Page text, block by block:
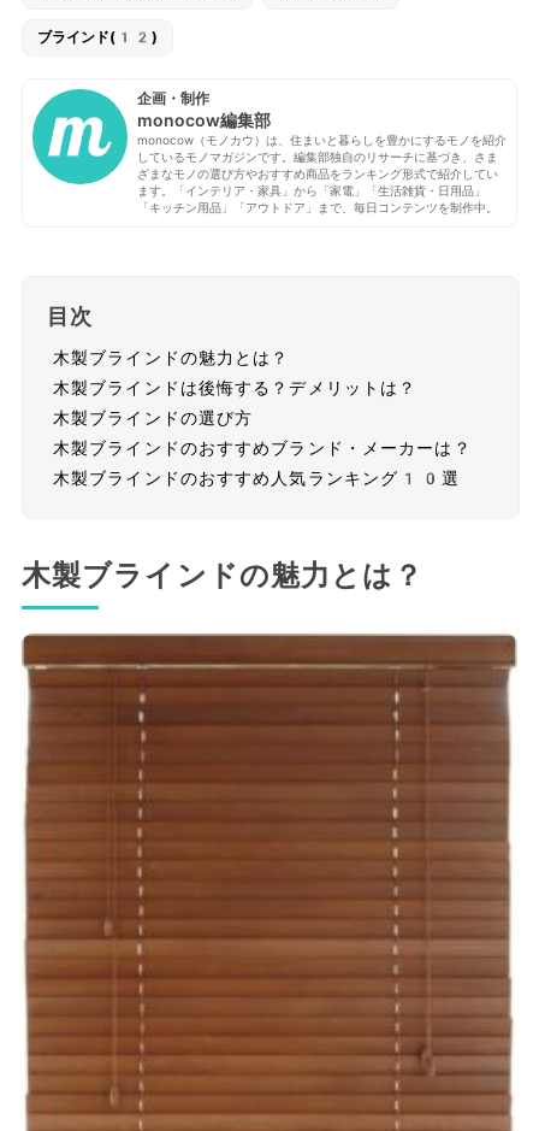
ブラインド(12)
企画・制作
monocow編集部
monocow（モノカウ）は、住まいと暮らしを豊かにするモノを紹介
しているモノマガジンです。編集部独自のリサーチに基づき、さま
ざまなモノの選び方やおすすめ商品をランキング形式で紹介してい
ます。「インテリア・家具」から「家電」「生活雑貨・日用品」
「キッチン用品」「アウトドア」まで、毎日コンテンツを制作中。
目次
木製ブラインドの魅力とは？
木製ブラインドは後悔する？デメリットは？
木製ブラインドの選び方
木製ブラインドのおすすめブランド・メーカーは？
木製ブラインドのおすすめ人気ランキング10選
木製ブラインドの魅力とは？